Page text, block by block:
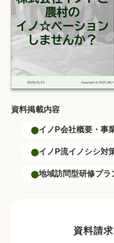
資料掲載内容
イノP会社概要・事
イノP流イノシシ対
地域訪問型研修プラ
資料請